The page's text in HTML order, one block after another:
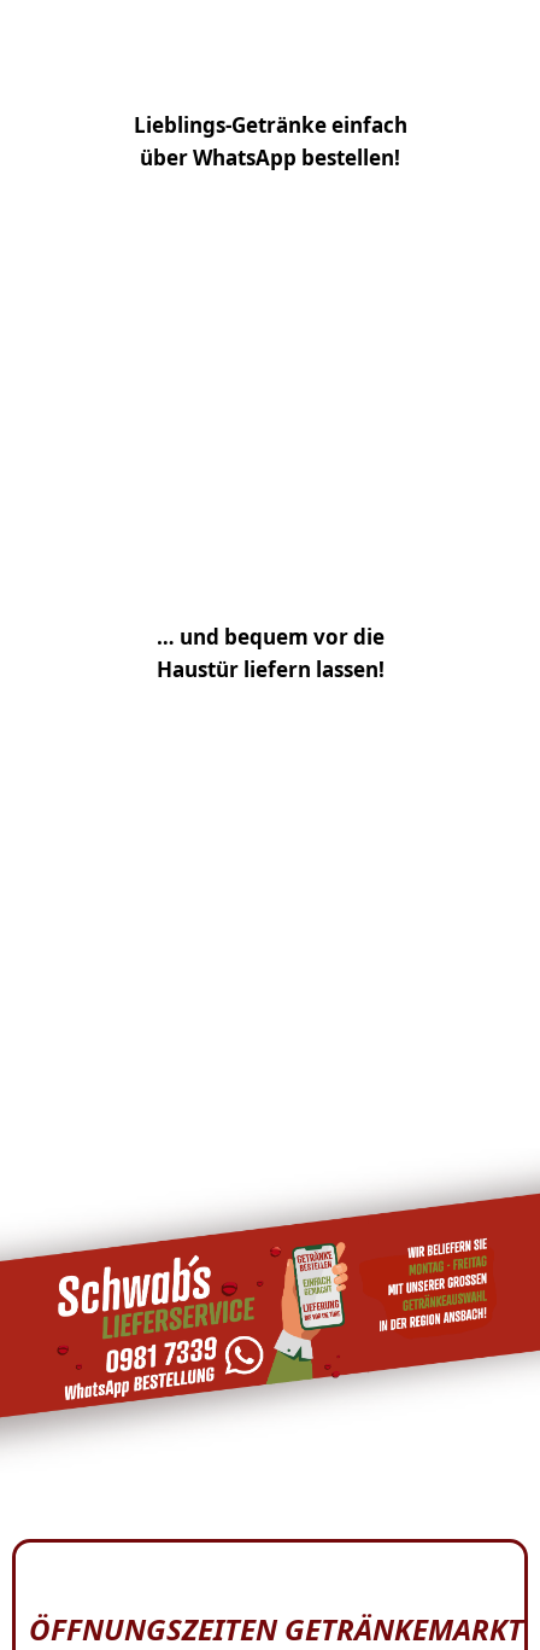
Lieblings-Getränke einfach
über WhatsApp bestellen!
… und bequem vor die
Haustür liefern lassen!
ÖFFNUNGSZEITEN GETRÄNKEMARKT